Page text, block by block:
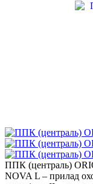
ППК (централь)
NOVA L – прилад